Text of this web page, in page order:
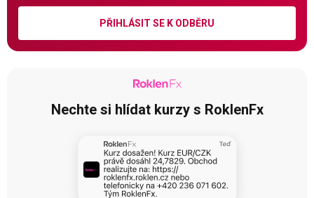
PŘIHLÁSIT SE K ODBĚRU
Nechte si hlídat kurzy s RoklenFx